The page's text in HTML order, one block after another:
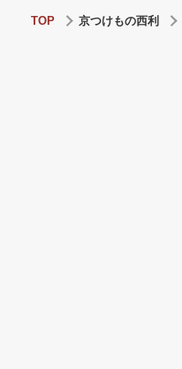
TOP 京つけもの西利